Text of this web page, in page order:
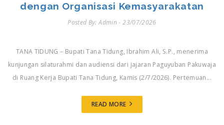
dengan Organisasi Kemasyarakatan
Posted By: Admin - 23/07/2026
TANA TIDUNG – Bupati Tana Tidung, Ibrahim Ali, S.P., menerima
kunjungan silaturahmi dan audiensi dari jajaran Paguyuban Pakuwaja
di Ruang Kerja Bupati Tana Tidung, Kamis (2/7/2026). Pertemuan...
READ MORE